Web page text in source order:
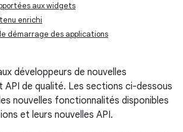
aux widgets
enrichi
démarrage des applications
développeurs de nouvelles
de qualité. Les sections ci-dessous
nouvelles fonctionnalités disponibles
et leurs nouvelles API.